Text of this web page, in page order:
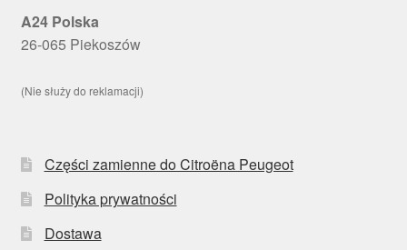
A24 Polska
26-065 Piekoszów
(Nie służy do reklamacji)
Części zamienne do Citroëna Peugeot
Polityka prywatności
Dostawa